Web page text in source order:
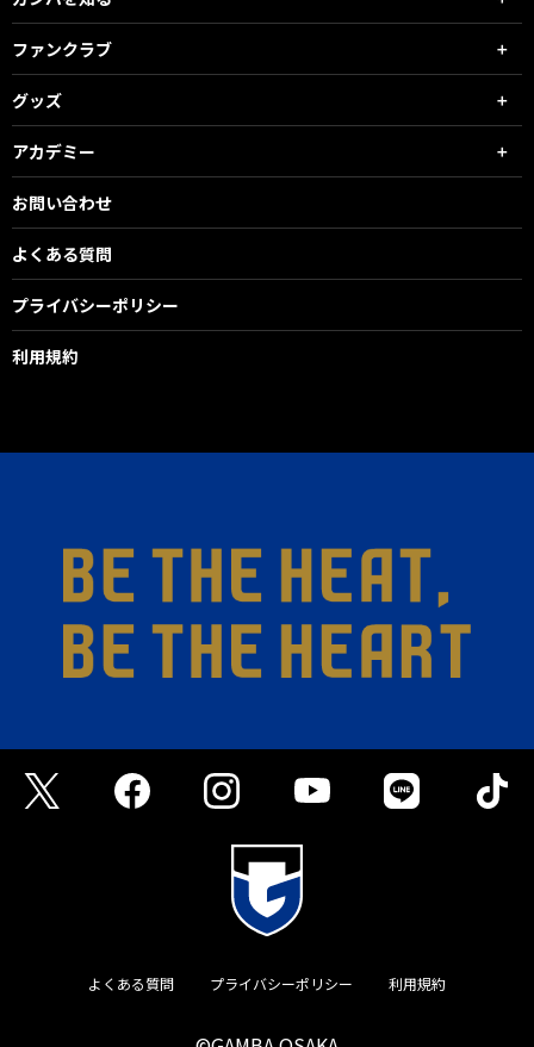
ファンクラブ
グッズ
アカデミー
お問い合わせ
よくある質問
プライバシーポリシー
利用規約
よくある質問 プライバシーポリシー 利用規約